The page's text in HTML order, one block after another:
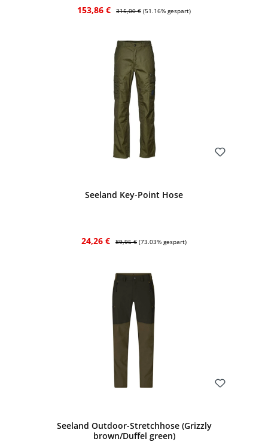
Verkaufspreis:
153,86 € Regulärer Preis:
315,00 € (51.16% gespart)
Seeland Key-Point Hose
Verkaufspreis:
24,26 € Regulärer Preis:
89,95 € (73.03% gespart)
Seeland Outdoor-Stretchhose (Grizzly
brown/Duffel green)